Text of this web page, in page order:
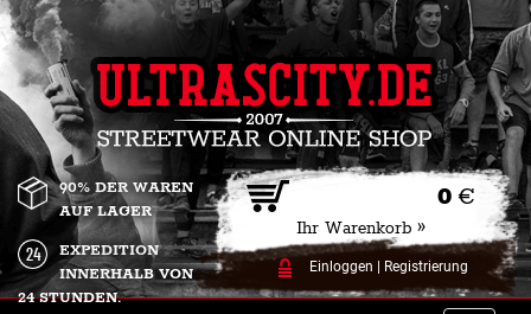
0 €
Ihr Warenkorb »
Einloggen Registrierung
90% DER WAREN
AUF LAGER
EXPEDITION
INNERHALB VON
24 STUNDEN.